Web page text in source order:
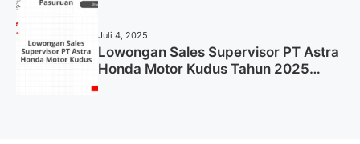
Juli 4, 2025
Lowongan Sales Supervisor PT Astra
Honda Motor Kudus Tahun 2025